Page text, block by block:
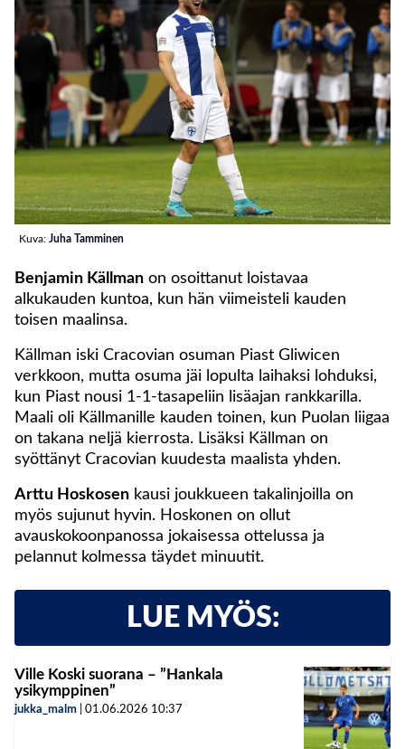
Kuva: Juha Tamminen
Benjamin Källman on osoittanut loistavaa
alkukauden kuntoa, kun hän viimeisteli kauden
toisen maalinsa.
Källman iski Cracovian osuman Piast Gliwicen
verkkoon, mutta osuma jäi lopulta laihaksi lohduksi,
kun Piast nousi 1-1-tasapeliin lisäajan rankkarilla.
Maali oli Källmanille kauden toinen, kun Puolan liigaa
on takana neljä kierrosta. Lisäksi Källman on
syöttänyt Cracovian kuudesta maalista yhden.
Arttu Hoskosen kausi joukkueen takalinjoilla on
myös sujunut hyvin. Hoskonen on ollut
avauskokoonpanossa jokaisessa ottelussa ja
pelannut kolmessa täydet minuutit.
LUE MYÖS:
Ville Koski suorana – ”Hankala
ysikymppinen”
jukka_malm 01.06.2026 10:37